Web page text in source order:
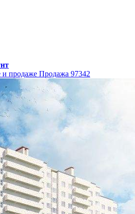
и продаже Продажа 97342